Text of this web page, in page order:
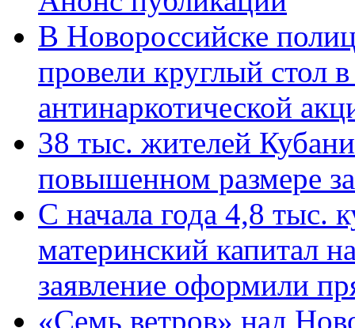
В Новороссийске
провели круглый стол
антинаркотической
38 тыс. жителей
повышенном размере
С начала года 4,8 тыс.
материнский капитал
заявление оформили
«Семь ветров» над